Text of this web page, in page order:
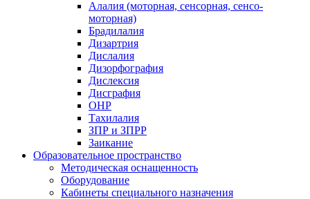
Алалия (моторная, сенсорная, сенсо-
моторная)
Брадилалия
Дизартрия
Дислалия
Дизорфография
Дислексия
Дисграфия
ОНР
Тахилалия
ЗПР и ЗПРР
Заикание
Образовательное пространство
Методическая оснащенность
Оборудование
Кабинеты специального назначения